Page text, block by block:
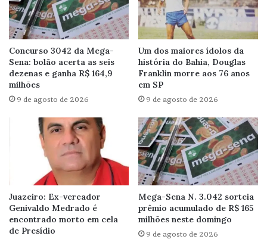
Concurso 3042 da Mega-
Sena: bolão acerta as seis
dezenas e ganha R$ 164,9
milhões
9 de agosto de 2026
Um dos maiores ídolos da
história do Bahia, Douglas
Franklin morre aos 76 anos
em SP
9 de agosto de 2026
Juazeiro: Ex-vereador
Genivaldo Medrado é
encontrado morto em cela
de Presídio
Mega-Sena N. 3.042 sorteia
prêmio acumulado de R$ 165
milhões neste domingo
9 de agosto de 2026